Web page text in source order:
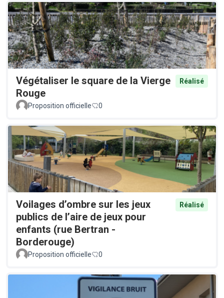
Végétaliser le square de la Vierge
Rouge
Réalisé
Proposition officielle 0
Voilages d’ombre sur les jeux
publics de l’aire de jeux pour
enfants (rue Bertran -
Borderouge)
Réalisé
Proposition officielle 0